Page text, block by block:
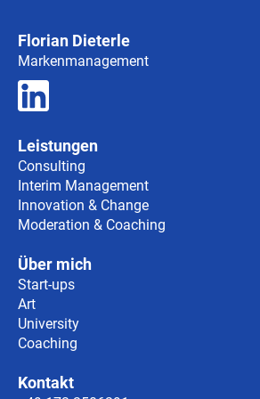
Florian Dieterle
Markenmanagement
Leistungen
Consulting
Interim Management
Innovation & Change
Moderation & Coaching
Über mich
Start-ups
Art
University
Coaching
Kontakt